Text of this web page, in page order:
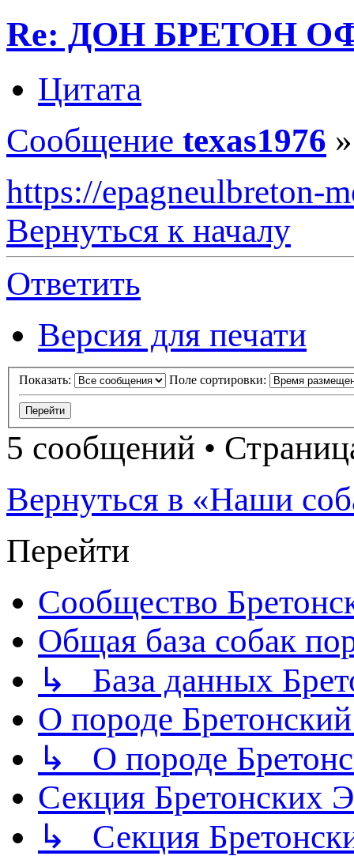
Re: ДОН БРЕТОН
Цитата
Сообщение texas1976
https://epagneulbreton-
Вернуться к началу
Ответить
Версия для печати
Показать: Поле сортировки:
5 сообщений •
Вернуться в «Наши
Перейти
Сообщество
Общая база собак
↳ База данных
О породе
↳ О породе
Секция
↳ Секция